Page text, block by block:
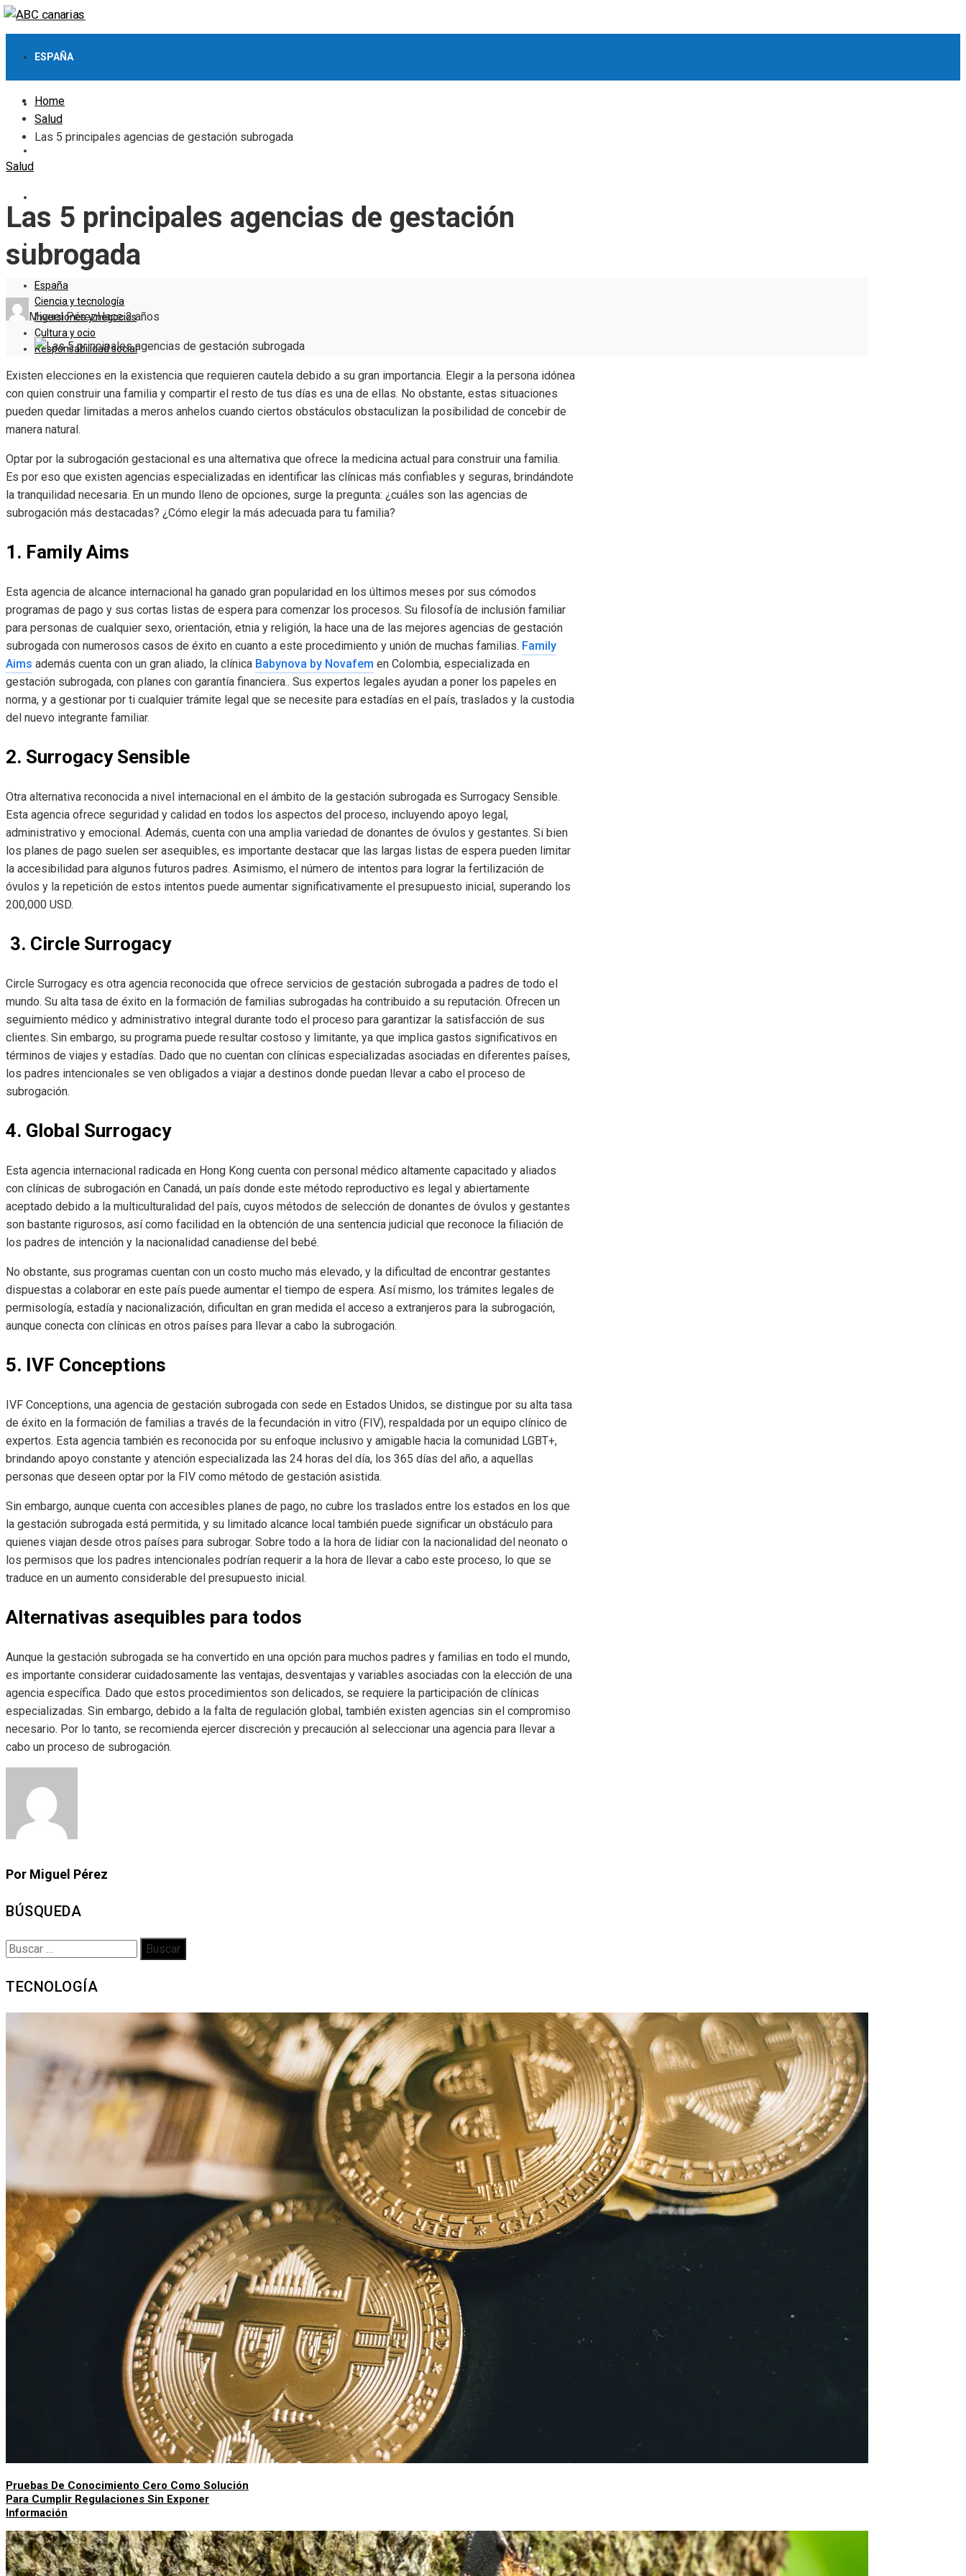
ESPAÑA
CIENCIA Y TECNOLOGÍA
RESPONSABILIDAD SOCIAL
España
Ciencia y tecnología
Inversiones y negocios
Cultura y ocio
Responsabilidad social
Home
Salud
Las 5 principales agencias de gestación subrogada
Salud
Las 5 principales agencias de gestación
subrogada
Miguel PérezHace 2 años
Existen elecciones en la existencia que requieren cautela debido a su gran importancia. Elegir a la persona idónea
con quien construir una familia y compartir el resto de tus días es una de ellas. No obstante, estas situaciones
pueden quedar limitadas a meros anhelos cuando ciertos obstáculos obstaculizan la posibilidad de concebir de
manera natural.
Optar por la subrogación gestacional es una alternativa que ofrece la medicina actual para construir una familia.
Es por eso que existen agencias especializadas en identificar las clínicas más confiables y seguras, brindándote
la tranquilidad necesaria. En un mundo lleno de opciones, surge la pregunta: ¿cuáles son las agencias de
subrogación más destacadas? ¿Cómo elegir la más adecuada para tu familia?
1. Family Aims
Esta agencia de alcance internacional ha ganado gran popularidad en los últimos meses por sus cómodos
programas de pago y sus cortas listas de espera para comenzar los procesos. Su filosofía de inclusión familiar
para personas de cualquier sexo, orientación, etnia y religión, la hace una de las mejores agencias de gestación
subrogada con numerosos casos de éxito en cuanto a este procedimiento y unión de muchas familias. Family
Aims además cuenta con un gran aliado, la clínica Babynova by Novafem en Colombia, especializada en
gestación subrogada, con planes con garantía financiera.. Sus expertos legales ayudan a poner los papeles en
norma, y a gestionar por ti cualquier trámite legal que se necesite para estadías en el país, traslados y la custodia
del nuevo integrante familiar.
2. Surrogacy Sensible
Otra alternativa reconocida a nivel internacional en el ámbito de la gestación subrogada es Surrogacy Sensible.
Esta agencia ofrece seguridad y calidad en todos los aspectos del proceso, incluyendo apoyo legal,
administrativo y emocional. Además, cuenta con una amplia variedad de donantes de óvulos y gestantes. Si bien
los planes de pago suelen ser asequibles, es importante destacar que las largas listas de espera pueden limitar
la accesibilidad para algunos futuros padres. Asimismo, el número de intentos para lograr la fertilización de
óvulos y la repetición de estos intentos puede aumentar significativamente el presupuesto inicial, superando los
200,000 USD.
3. Circle Surrogacy
Circle Surrogacy es otra agencia reconocida que ofrece servicios de gestación subrogada a padres de todo el
mundo. Su alta tasa de éxito en la formación de familias subrogadas ha contribuido a su reputación. Ofrecen un
seguimiento médico y administrativo integral durante todo el proceso para garantizar la satisfacción de sus
clientes. Sin embargo, su programa puede resultar costoso y limitante, ya que implica gastos significativos en
términos de viajes y estadías. Dado que no cuentan con clínicas especializadas asociadas en diferentes países,
los padres intencionales se ven obligados a viajar a destinos donde puedan llevar a cabo el proceso de
subrogación.
4. Global Surrogacy
Esta agencia internacional radicada en Hong Kong cuenta con personal médico altamente capacitado y aliados
con clínicas de subrogación en Canadá, un país donde este método reproductivo es legal y abiertamente
aceptado debido a la multiculturalidad del país, cuyos métodos de selección de donantes de óvulos y gestantes
son bastante rigurosos, así como facilidad en la obtención de una sentencia judicial que reconoce la filiación de
los padres de intención y la nacionalidad canadiense del bebé.
No obstante, sus programas cuentan con un costo mucho más elevado, y la dificultad de encontrar gestantes
dispuestas a colaborar en este país puede aumentar el tiempo de espera. Así mismo, los trámites legales de
permisología, estadía y nacionalización, dificultan en gran medida el acceso a extranjeros para la subrogación,
aunque conecta con clínicas en otros países para llevar a cabo la subrogación.
5. IVF Conceptions
IVF Conceptions, una agencia de gestación subrogada con sede en Estados Unidos, se distingue por su alta tasa
de éxito en la formación de familias a través de la fecundación in vitro (FIV), respaldada por un equipo clínico de
expertos. Esta agencia también es reconocida por su enfoque inclusivo y amigable hacia la comunidad LGBT+,
brindando apoyo constante y atención especializada las 24 horas del día, los 365 días del año, a aquellas
personas que deseen optar por la FIV como método de gestación asistida.
Sin embargo, aunque cuenta con accesibles planes de pago, no cubre los traslados entre los estados en los que
la gestación subrogada está permitida, y su limitado alcance local también puede significar un obstáculo para
quienes viajan desde otros países para subrogar. Sobre todo a la hora de lidiar con la nacionalidad del neonato o
los permisos que los padres intencionales podrían requerir a la hora de llevar a cabo este proceso, lo que se
traduce en un aumento considerable del presupuesto inicial.
Alternativas asequibles para todos
Aunque la gestación subrogada se ha convertido en una opción para muchos padres y familias en todo el mundo,
es importante considerar cuidadosamente las ventajas, desventajas y variables asociadas con la elección de una
agencia específica. Dado que estos procedimientos son delicados, se requiere la participación de clínicas
especializadas. Sin embargo, debido a la falta de regulación global, también existen agencias sin el compromiso
necesario. Por lo tanto, se recomienda ejercer discreción y precaución al seleccionar una agencia para llevar a
cabo un proceso de subrogación.
Por Miguel Pérez
BÚSQUEDA
Buscar:
TECNOLOGÍA
Pruebas De Conocimiento Cero Como Solución
Para Cumplir Regulaciones Sin Exponer
Información